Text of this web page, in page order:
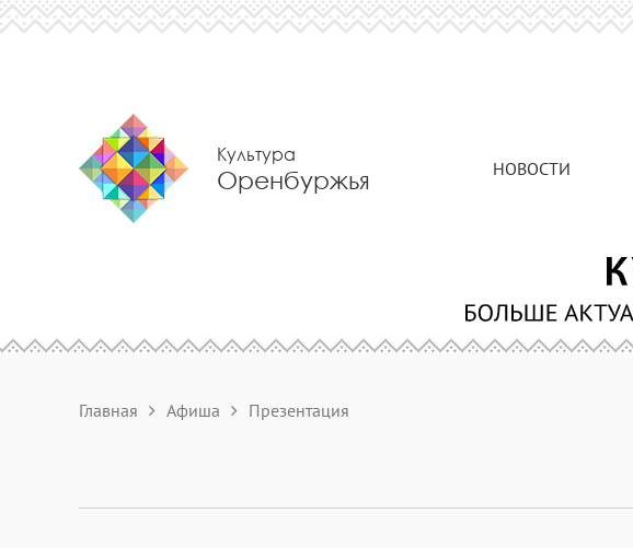
Культура
Оренбуржья НОВОСТИ
Главная Афиша Презентация